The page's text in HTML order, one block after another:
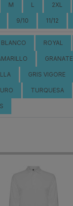
M L 2XL
9/10 11/12
BLANCO ROYAL
GRANATE
GRIS VIGORE
TURQUESA